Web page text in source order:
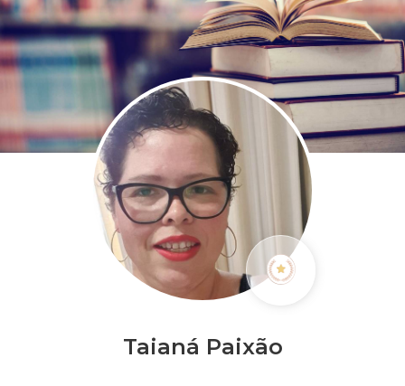
Taianá Paixão